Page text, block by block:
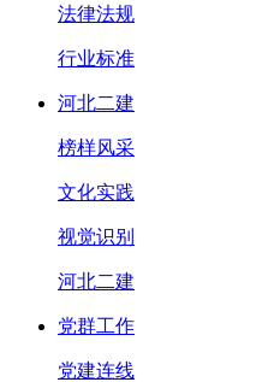
法律法规
行业标准
河北二建
榜样风采
文化实践
视觉识别
河北二建
党群工作
党建连线